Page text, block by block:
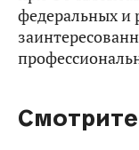
федеральных и